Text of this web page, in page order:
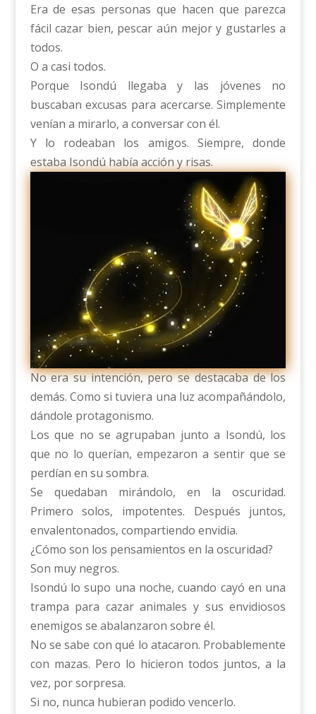
Era de esas personas que hacen que parezca
fácil cazar bien, pescar aún mejor y gustarles a
todos.
O a casi todos.
Porque Isondú llegaba y las jóvenes no
buscaban excusas para acercarse. Simplemente
venían a mirarlo, a conversar con él.
Y lo rodeaban los amigos. Siempre, donde
estaba Isondú había acción y risas.
No era su intención, pero se destacaba de los
demás. Como si tuviera una luz acompañándolo,
dándole protagonismo.
Los que no se agrupaban junto a Isondú, los
que no lo querían, empezaron a sentir que se
perdían en su sombra.
Se quedaban mirándolo, en la oscuridad.
Primero solos, impotentes. Después juntos,
envalentonados, compartiendo envidia.
¿Cómo son los pensamientos en la oscuridad?
Son muy negros.
Isondú lo supo una noche, cuando cayó en una
trampa para cazar animales y sus envidiosos
enemigos se abalanzaron sobre él.
No se sabe con qué lo atacaron. Probablemente
con mazas. Pero lo hicieron todos juntos, a la
vez, por sorpresa.
Si no, nunca hubieran podido vencerlo.